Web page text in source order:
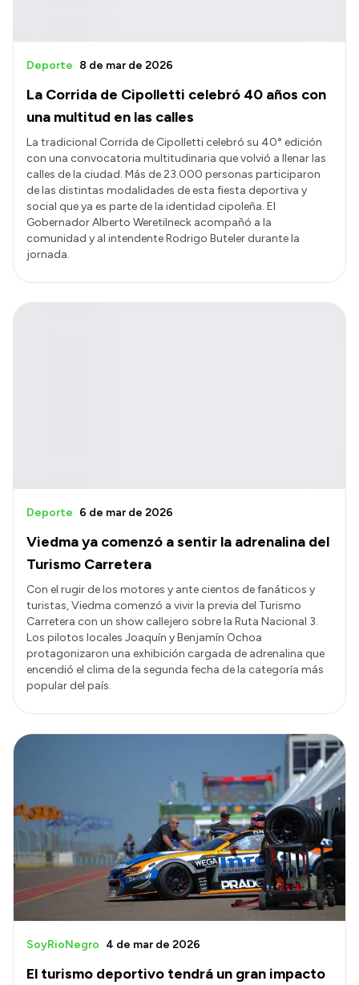
La Corrida de Cipolletti celebró 40 años con
una multitud en las calles
Deporte 8 de mar de 2026
La tradicional Corrida de Cipolletti celebró su 40° edición
con una convocatoria multitudinaria que volvió a llenar las
calles de la ciudad. Más de 23.000 personas participaron
de las distintas modalidades de esta fiesta deportiva y
social que ya es parte de la identidad cipoleña. El
Gobernador Alberto Weretilneck acompañó a la
comunidad y al intendente Rodrigo Buteler durante la
jornada.
Viedma ya comenzó a sentir la adrenalina del
Turismo Carretera
Deporte 6 de mar de 2026
Con el rugir de los motores y ante cientos de fanáticos y
turistas, Viedma comenzó a vivir la previa del Turismo
Carretera con un show callejero sobre la Ruta Nacional 3.
Los pilotos locales Joaquín y Benjamín Ochoa
protagonizaron una exhibición cargada de adrenalina que
encendió el clima de la segunda fecha de la categoría más
popular del país.
El turismo deportivo tendrá un gran impacto
SoyRioNegro 4 de mar de 2026